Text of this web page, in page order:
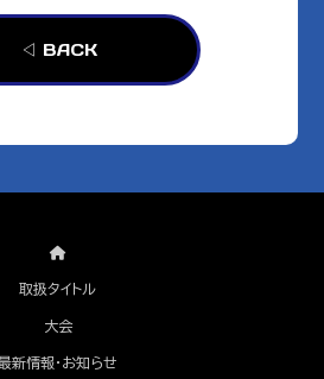
◁ BACK
取扱タイトル
大会
新情報・お知らせ